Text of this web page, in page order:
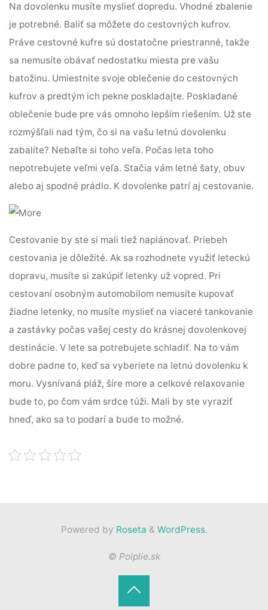
Na dovolenku musíte myslieť dopredu. Vhodné zbalenie
je potrebné. Baliť sa môžete do cestovných kufrov.
Práve cestovné kufre sú dostatočne priestranné, takže
sa nemusíte obávať nedostatku miesta pre vašu
batožinu. Umiestnite svoje oblečenie do cestovných
kufrov a predtým ich pekne poskladajte. Poskladané
oblečenie bude pre vás omnoho lepším riešením. Už ste
rozmýšľali nad tým, čo si na vašu letnú dovolenku
zabalíte? Nebaľte si toho veľa. Počas leta toho
nepotrebujete veľmi veľa. Stačia vám letné šaty, obuv
alebo aj spodné prádlo. K dovolenke patrí aj cestovanie.
Cestovanie by ste si mali tiež naplánovať. Priebeh
cestovania je dôležité. Ak sa rozhodnete využiť leteckú
dopravu, musíte si zakúpiť letenky už vopred. Pri
cestovaní osobným automobilom nemusíte kupovať
žiadne letenky, no musíte myslieť na viaceré tankovanie
a zastávky počas vašej cesty do krásnej dovolenkovej
destinácie. V lete sa potrebujete schladiť. Na to vám
dobre padne to, keď sa vyberiete na letnú dovolenku k
moru. Vysnívaná pláž, šíre more a celkové relaxovanie
bude to, po čom vám srdce túži. Mali by ste vyraziť
hneď, ako sa to podarí a bude to možné.
Powered by Roseta & WordPress.
© Poiplie.sk
Back